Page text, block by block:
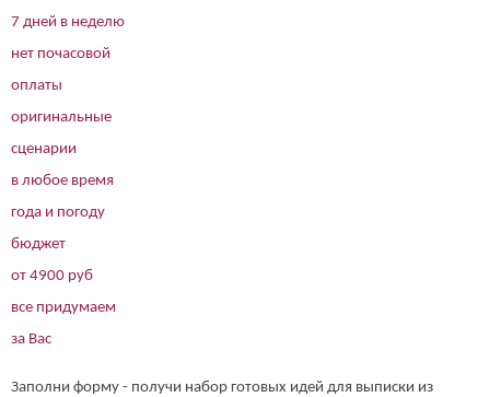
7 дней в неделю
нет почасовой
оплаты
оригинальные
сценарии
в любое время
года и погоду
бюджет
от 4900 руб
все придумаем
за Вас
Заполни форму - получи набор готовых идей для выписки из